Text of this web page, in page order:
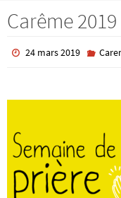
Carême
24 mars 2019